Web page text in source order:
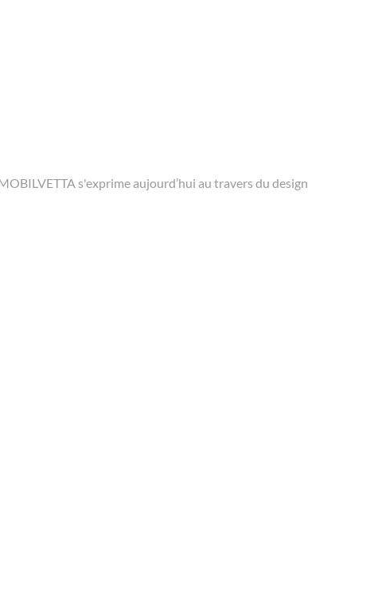
s'exprime aujourd’hui au travers du design